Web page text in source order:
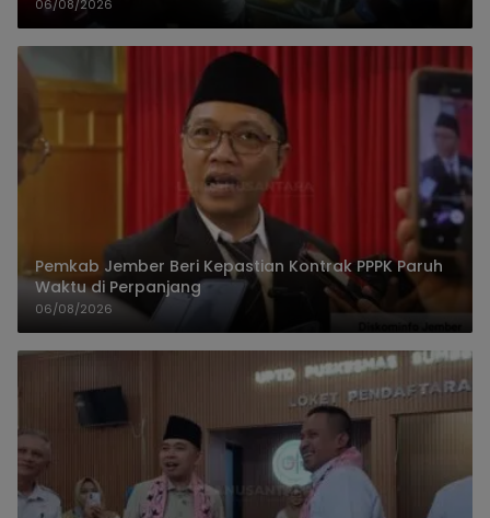
06/08/2026
Pemkab Jember Beri Kepastian Kontrak PPPK Paruh
Waktu di Perpanjang
06/08/2026